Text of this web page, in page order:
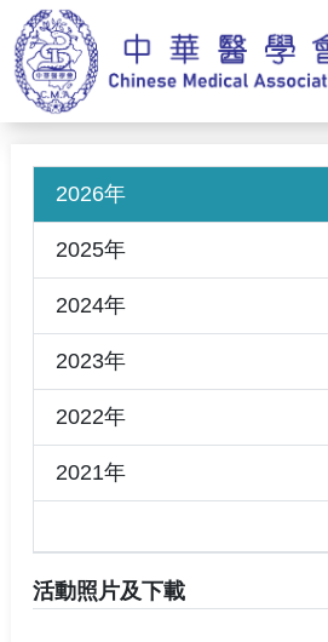
2026年
2025年
2024年
2023年
2022年
2021年
活動照片及下載